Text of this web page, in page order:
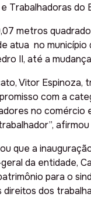
Trabalhadoras do
metros
atua no
II, até a
Vitor
com a
no comércio
afirmou
que a
da entidade,
para o
dos